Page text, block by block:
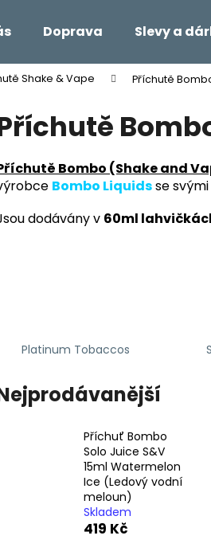
Doprava Slevy a
Shake & Vape Příchutě
Bombo (Shake and
Bombo Liquidsse svými
dodávány v 60ml
Platinum Tobaccos
Příchuť Bombo
Solo Juice S&V
15ml Watermelon
Ice (Ledový vodní
meloun)
Skladem
419 Kč
Co potřebujete
Doporučujeme
Kč